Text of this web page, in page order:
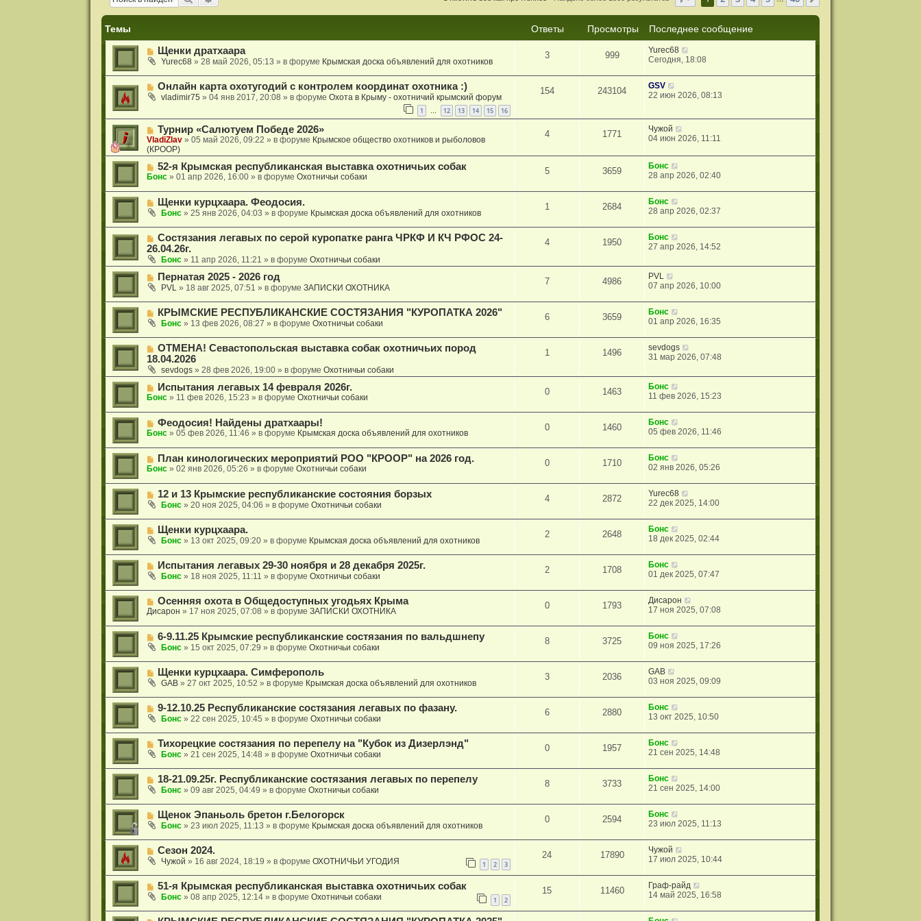
Темы Ответы Просмотры Последнее сообщение
Н
о
о
е
с
о
б
щ
е
н
и
е
Щенки дратхаара
Yurec68» 28 май 2026, 05:13 » в форуме Крымская доска объявлений для охотников
3 999
Yurec68
Сегодня, 18:08
Н
о
е
о
о
б
щ
е
н
и
е
Онлайн карта охотугодий с контролем координат охотника :)
vladimir75 » 04 янв 2017, 20:08 » в форуме Охота в Крыму - охотничий крымский форум
1 12 13 14 15 16
154 243104
GSV
22 июн 2026, 08:13
Н
о
в
о
е
с
б
щ
н
и
е
Турнир «Салютуем Победе 2026»
VladiZlav» 05 май 2026, 09:22 » в форуме Крымское общество охотников и рыболовов
(КРООР)
4 1771
Чужой
04 июн 2026, 11:11
Н
о
о
е
с
о
б
щ
е
н
и
е
52-я Крымская республиканская выставка охотничьих собак
Бонс» 01 апр 2026, 16:00» в форуме Охотничьи собаки
5 3659
Бонс
28 апр 2026, 02:40
Н
о
о
е
с
о
о
щ
н
и
е
Щенки курцхаара. Феодосия.
Бонс» 25 янв 2026, 04:03 » в форуме Крымская доска объявлений для охотников
1 2684
Бонс
28 апр 2026, 02:37
Н
о
о
е
с
о
о
щ
и
е
Состязания легавых по серой куропатке ранга ЧРКФ И КЧ РФОС 24-
26.04.26г.
Бонс» 11 апр 2026, 11:21 » в форуме Охотничьи собаки
4 1950
Бонс
27 апр 2026, 14:52
Н
о
о
е
с
о
б
щ
е
н
и
е
Пернатая 2025 - 2026 год
PVL» 18 авг 2025, 07:51 » в форуме ЗАПИСКИ ОХОТНИКА
7 4986
PVL
07 апр 2026, 10:00
Н
о
о
е
с
о
о
щ
и
е
КРЫМСКИЕ РЕСПУБЛИКАНСКИЕ СОСТЯЗАНИЯ "КУРОПАТКА 2026"
Бонс» 13 фев 2026, 08:27 » в форуме Охотничьи собаки
6 3659
Бонс
01 апр 2026, 16:35
Н
о
о
е
с
о
б
щ
н
и
е
ОТМЕНА! Севастопольская выставка собак охотничьих пород
18.04.2026
sevdogs» 28 фев 2026, 19:00» в форуме Охотничьи собаки
1 1496
sevdogs
31 мар 2026, 07:48
Н
о
о
е
с
о
б
щ
е
н
е
Испытания легавых 14 февраля 2026г.
Бонс» 11 фев 2026, 15:23 » в форуме Охотничьи собаки
0 1463
Бонс
11 фев 2026, 15:23
Н
о
о
е
с
о
б
щ
е
н
е
Феодосия! Найдены дратхаары!
Бонс» 05 фев 2026, 11:46 » в форуме Крымская доска объявлений для охотников
0 1460
Бонс
05 фев 2026, 11:46
Н
о
о
е
с
о
б
щ
е
н
е
План кинологических мероприятий РОО "КРООР" на 2026 год.
Бонс» 02 янв 2026, 05:26 » в форуме Охотничьи собаки
0 1710
Бонс
02 янв 2026, 05:26
Н
о
о
е
с
о
б
щ
е
н
и
12 и 13 Крымские республиканские состояния борзых
Бонс» 20 ноя 2025, 04:06 » в форуме Охотничьи собаки
4 2872
Yurec68
22 дек 2025, 14:00
Н
о
о
е
с
о
б
щ
е
н
е
Щенки курцхаара.
Бонс» 13 окт 2025, 09:20» в форуме Крымская доска объявлений для охотников
2 2648
Бонс
18 дек 2025, 02:44
Н
о
о
е
с
о
б
щ
е
н
е
Испытания легавых 29-30 ноября и 28 декабря 2025г.
Бонс» 18 ноя 2025, 11:11 » в форуме Охотничьи собаки
2 1708
Бонс
01 дек 2025, 07:47
Н
о
о
е
с
о
б
щ
е
н
е
Осенняя охота в Общедоступных угодьях Крыма
Дисарон » 17 ноя 2025, 07:08 » в форуме ЗАПИСКИ ОХОТНИКА
0 1793
Дисарон
17 ноя 2025, 07:08
Н
о
о
е
с
о
б
щ
е
н
е
6-9.11.25 Крымские республиканские состязания по вальдшнепу
Бонс» 15 окт 2025, 07:29 » в форуме Охотничьи собаки
8 3725
Бонс
09 ноя 2025, 17:26
Н
о
о
е
с
о
щ
е
н
е
Щенки курцхаара. Симферополь
GAB» 27 окт 2025, 10:52 » в форуме Крымская доска объявлений для охотников
3 2036
GAB
03 ноя 2025, 09:09
Н
о
о
с
о
б
щ
е
н
е
9-12.10.25 Республиканские состязания легавых по фазану.
Бонс» 22 сен 2025, 10:45 » в форуме Охотничьи собаки
6 2880
Бонс
13 окт 2025, 10:50
Н
о
о
е
с
о
б
щ
е
н
е
Тихорецкие состязания по перепелу на "Кубок из Дизерлэнд"
Бонс» 21 сен 2025, 14:48 » в форуме Охотничьи собаки
0 1957
Бонс
21 сен 2025, 14:48
Н
о
о
е
с
о
б
щ
е
н
е
18-21.09.25г. Республиканские состязания легавых по перепелу
Бонс» 09 авг 2025, 04:49 » в форуме Охотничьи собаки
8 3733
Бонс
21 сен 2025, 14:00
Н
о
о
е
с
о
б
щ
е
н
Щенок Эпаньоль бретон г.Белогорск
Бонс» 23 июл 2025, 11:13 » в форуме Крымская доска объявлений для охотников
0 2594
Бонс
23 июл 2025, 11:13
Н
о
о
е
с
о
Сезон 2024.
Чужой » 16 авг 2024, 18:19 » в форуме ОХОТНИЧЬИ УГОДИЯ 1 2 3
24 17890
Чужой
17 июл 2025, 10:44
Н
о
о
51-я Крымская республиканская выставка охотничьих собак
Бонс» 08 апр 2025, 12:14» в форуме Охотничьи собаки 1 2
15 11460
Граф-райд
14 май 2025, 16:58